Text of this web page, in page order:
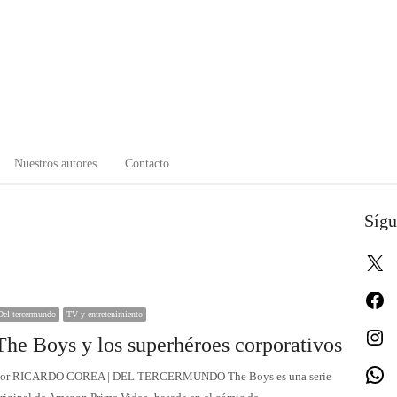
Nuestros autores Contacto
tercermundo TV y entretenimiento
Boys y los superhéroes corporativos
RICARDO COREA | DEL TERCERMUNDO The Boys es una serie